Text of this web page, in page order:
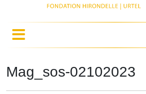
Mag_sos-02102023